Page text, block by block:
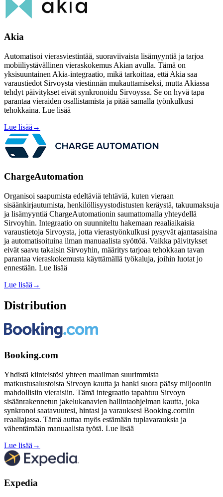
Akia
Automatisoi vierasviestintää, suoraviivaista lisämyyntiä ja tarjoa
mobiiliystävällinen vieraskokemus Akian avulla. Tämä on
yksisuuntainen Akia-integraatio, mikä tarkoittaa, että Akia saa
varaustiedot Sirvoysta viestinnän mukauttamiseksi, mutta Akiassa
tehdyt päivitykset eivät synkronoidu Sirvoyssa. Se on hyvä tapa
parantaa vieraiden osallistamista ja pitää samalla työnkulkusi
tehokkaina. Lue lisää
Lue lisää →
ChargeAutomation
Organisoi saapumista edeltäviä tehtäviä, kuten vieraan
sisäänkirjautumista, henkilöllisyystodistusten keräystä, takuumaksuja
ja lisämyyntiä ChargeAutomationin saumattomalla yhteydellä
Sirvoyhin. Integraatio on suunniteltu hakemaan reaaliaikaisia
varaustietoja Sirvoysta, jotta vierastyönkulkusi pysyvät ajantasaisina
ja automatisoituina ilman manuaalista syöttöä. Vaikka päivitykset
eivät saavu takaisin Sirvoyhin, määritys tarjoaa tehokkaan tavan
parantaa vieraskokemusta käyttämällä työkaluja, joihin luotat jo
ennestään. Lue lisää
Lue lisää →
Distribution
Booking.com
Yhdistä kiinteistösi yhteen maailman suurimmista
matkustusalustoista Sirvoyn kautta ja hanki suora pääsy miljooniin
mahdollisiin vieraisiin. Tämä integraatio tapahtuu Sirvoyn
sisäänrakennetun jakelukanavien hallintaohjelman kautta, joka
synkronoi saatavuutesi, hintasi ja varauksesi Booking.comiin
reaaliajassa. Tämä auttaa myös estämään tuplavarauksia ja
vähentämään manuaalista työtä. Lue lisää
Lue lisää →
Expedia